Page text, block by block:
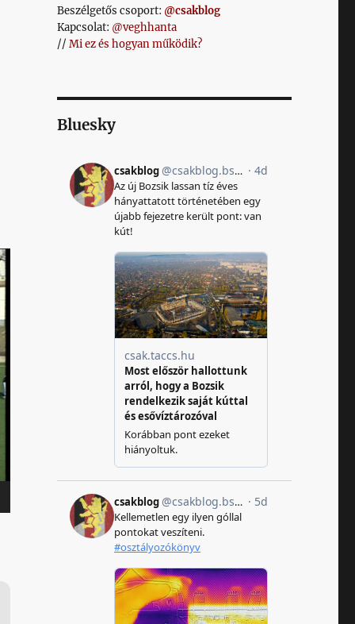
Beszélgetős csoport: @csakblog
Kapcsolat: @veghhanta
// Mi ez és hogyan működik?
Bluesky